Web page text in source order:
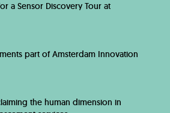
a Sensor Discovery Tour at
part of Amsterdam Innovation
the human dimension in